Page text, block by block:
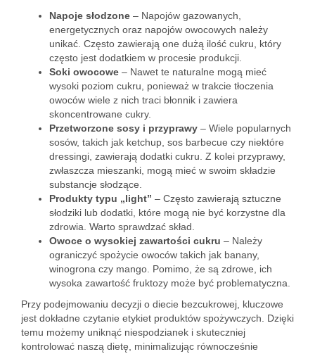
Napoje słodzone – Napojów gazowanych,
energetycznych oraz napojów owocowych należy
unikać. Często zawierają one dużą ilość cukru, który
często jest dodatkiem w procesie produkcji.
Soki owocowe – Nawet te naturalne mogą mieć
wysoki poziom cukru, ponieważ w trakcie tłoczenia
owoców wiele z nich traci błonnik i zawiera
skoncentrowane cukry.
Przetworzone sosy i przyprawy – Wiele popularnych
sosów, takich jak ketchup, sos barbecue czy niektóre
dressingi, zawierają dodatki cukru. Z kolei przyprawy,
zwłaszcza mieszanki, mogą mieć w swoim składzie
substancje słodzące.
Produkty typu „light” – Często zawierają sztuczne
słodziki lub dodatki, które mogą nie być korzystne dla
zdrowia. Warto sprawdzać skład.
Owoce o wysokiej zawartości cukru – Należy
ograniczyć spożycie owoców takich jak banany,
winogrona czy mango. Pomimo, że są zdrowe, ich
wysoka zawartość fruktozy może być problematyczna.
Przy podejmowaniu decyzji o diecie bezcukrowej, kluczowe
jest dokładne czytanie etykiet produktów spożywczych. Dzięki
temu możemy uniknąć niespodzianek i skuteczniej
kontrolować naszą dietę, minimalizując równocześnie